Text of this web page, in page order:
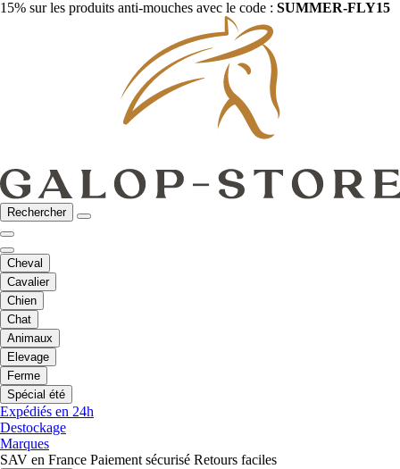
15% sur les produits anti-mouches avec le code : SUMMER-FLY15
Rechercher
Cheval
Cavalier
Chien
Chat
Animaux
Elevage
Ferme
Spécial été
Expédiés en 24h
Destockage
Marques
SAV en France Paiement sécurisé Retours faciles